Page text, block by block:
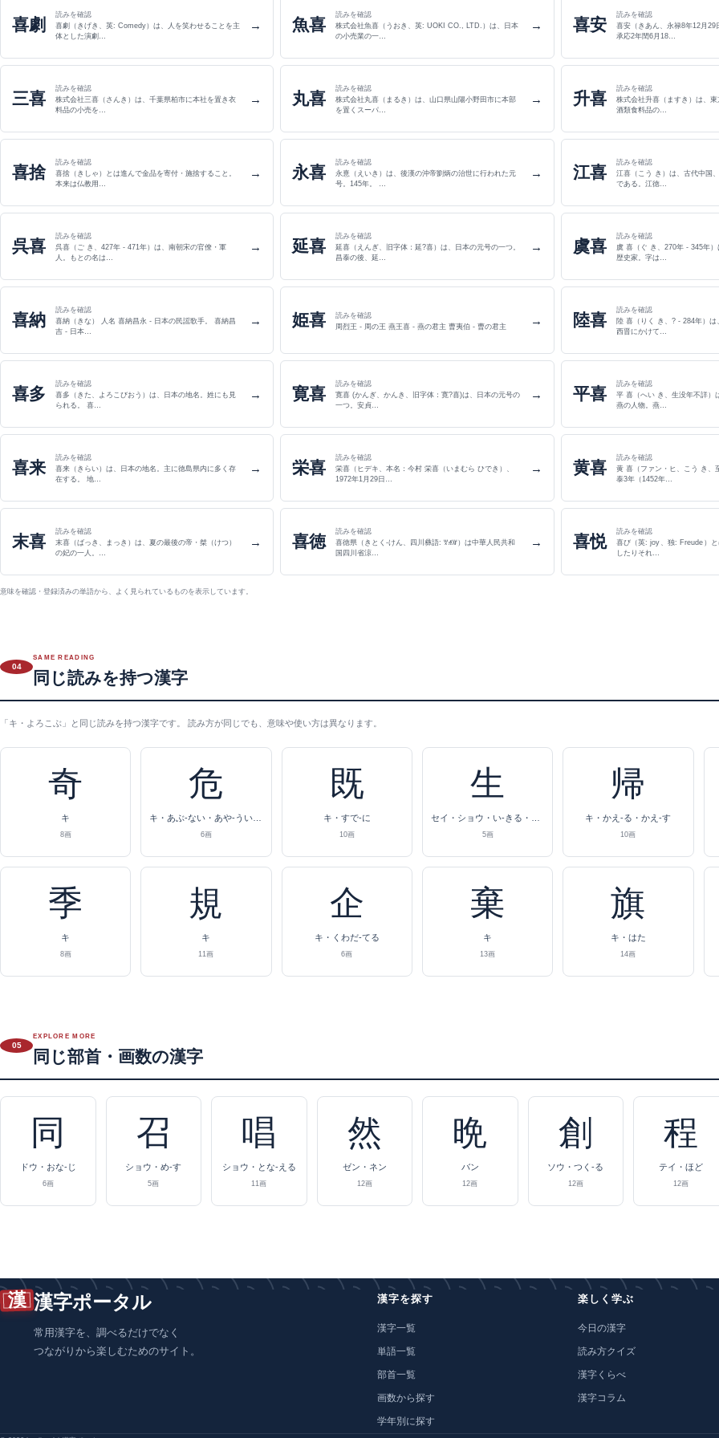
喜劇
読みを確認
喜劇（きげき、英: Comedy）は、人を笑わせることを主
体とした演劇…
→ 魚喜
読みを確認
株式会社魚喜（うおき、英: UOKI CO., LTD.）は、日本
の小売業の一…
→ 喜安
読みを確認
喜安（きあん、永禄8年12月29
承応2年閏6月18…
三喜
読みを確認
株式会社三喜（さんき）は、千葉県柏市に本社を置き衣
料品の小売を…
→ 丸喜
読みを確認
株式会社丸喜（まるき）は、山口県山陽小野田市に本部
を置くスーパ…
→ 升喜
読みを確認
株式会社升喜（ますき）は、
酒類食料品の…
喜捨
読みを確認
喜捨（きしゃ）とは進んで金品を寄付・施捨すること。
本来は仏教用…
→ 永喜
読みを確認
永憙（えいき）は、後漢の沖帝劉炳の治世に行われた元
号。145年。 …
→ 江喜
読みを確認
江喜（こう き）は、古代中国
である。江徳…
呉喜
読みを確認
呉喜（ご き、427年 - 471年）は、南朝宋の官僚・軍
人。もとの名は…
→ 延喜
読みを確認
延喜（えんぎ、旧字体：延?喜）は、日本の元号の一つ。
昌泰の後、延…
→ 虞喜
読みを確認
虞 喜（ぐ き、270年 - 345年
歴史家。字は…
喜納
読みを確認
喜納（きな） 人名 喜納昌永 - 日本の民謡歌手。 喜納昌
吉 - 日本…
→ 姫喜
読みを確認
周烈王 - 周の王 燕王喜 - 燕の君主 曹夷伯 - 曹の君主
→ 陸喜
読みを確認
陸 喜（りく き、? - 284年）は
西晋にかけて…
喜多
読みを確認
喜多（きた、よろこびおう）は、日本の地名。姓にも見
られる。 喜…
→ 寛喜
読みを確認
寛喜 (かんぎ、かんき、旧字体：寛?喜)は、日本の元号の
一つ。安貞…
→ 平喜
読みを確認
平 喜（へい き、生没年不詳）
燕の人物。燕…
喜来
読みを確認
喜来（きらい）は、日本の地名。主に徳島県内に多く存
在する。 地…
→ 栄喜
読みを確認
栄喜（ヒデキ、本名：今村 栄喜（いまむら ひでき）、
1972年1月29日…
→ 黄喜
読みを確認
黄 喜（ファン・ヒ、こう き、
泰3年（1452年…
末喜
読みを確認
末喜（ばっき、まっき）は、夏の最後の帝・桀（けつ）
の妃の一人。…
→ 喜徳
読みを確認
喜徳県（きとく-けん、四川彝語: ꑝꅇꑤ）は中華人民共和
国四川省涼…
→ 喜悦
読みを確認
喜び（英: joy 、独: Freude ）
したりそれ…
意味を確認・登録済みの単語から、よく見られているものを表示しています。
04
SAME READING
同じ読みを持つ漢字
「キ・よろこぶ」と同じ読みを持つ漢字です。 読み方が同じでも、意味や使い方は異なります。
奇
キ
8画
危
6画
既
キ・すで-に
10画
生
5画
帰
キ・かえ-る・かえ-す
10画
季
キ
8画
規
キ
11画
企
キ・くわだ-てる
6画
棄
キ
13画
旗
キ・はた
14画
05
EXPLORE MORE
同じ部首・画数の漢字
同
ドウ・おな-じ
6画
召
ショウ・め-す
5画
唱
ショウ・とな-える
11画
然
ゼン・ネン
12画
晩
バン
12画
創
ソウ・つく-る
12画
程
テイ・ほど
12画
漢 漢字ポータル
常用漢字を、調べるだけでなく
つながりから楽しむためのサイト。
漢字を探す
漢字一覧
単語一覧
部首一覧
画数から探す
学年別に探す
楽しく学ぶ
今日の漢字
読み方クイズ
漢字くらべ
漢字コラム